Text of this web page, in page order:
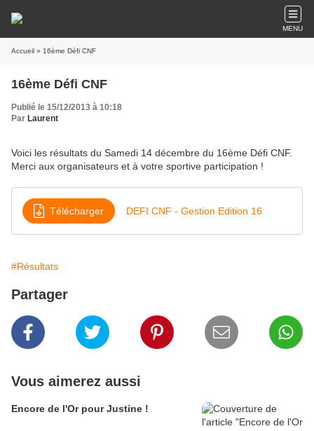
MENU
Accueil » 16ème Défi CNF
16ème Défi CNF
Publié le 15/12/2013 à 10:18
Par Laurent
Voici les résultats du Samedi 14 décembre du 16ème Défi CNF.
Merci aux organisateurs et à votre sportive participation !
Télécharger DEFI CNF - Gestion Edition 16
#Résultats
Partager
Vous aimerez aussi
Encore de l'Or pour Justine !